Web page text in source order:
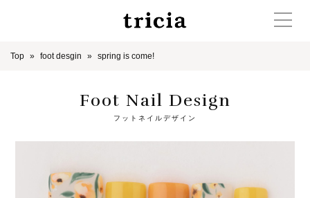
Top foot desgin spring is come!
Foot Nail Design
フットネイルデザイン